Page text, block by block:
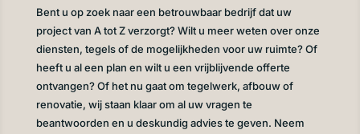
Bent u op zoek naar een betrouwbaar bedrijf dat uw
project van A tot Z verzorgt? Wilt u meer weten over onze
diensten, tegels of de mogelijkheden voor uw ruimte? Of
heeft u al een plan en wilt u een vrijblijvende offerte
ontvangen? Of het nu gaat om tegelwerk, afbouw of
renovatie, wij staan klaar om al uw vragen te
beantwoorden en u deskundig advies te geven. Neem